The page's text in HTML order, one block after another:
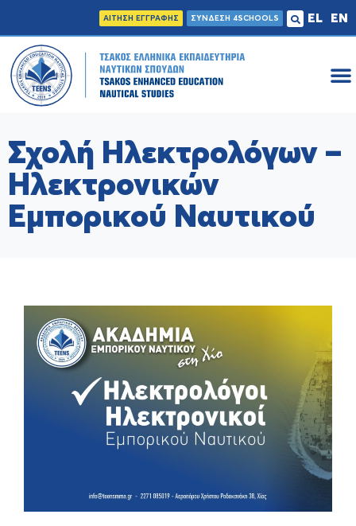
ΑΙΤΗΣΗ ΕΓΓΡΑΦΗΣ ΣΥΝΔΕΣΗ 4SCHOOLS EL EN
Σχολή Ηλεκτρολόγων –
Ηλεκτρονικών
Εμπορικού Ναυτικού